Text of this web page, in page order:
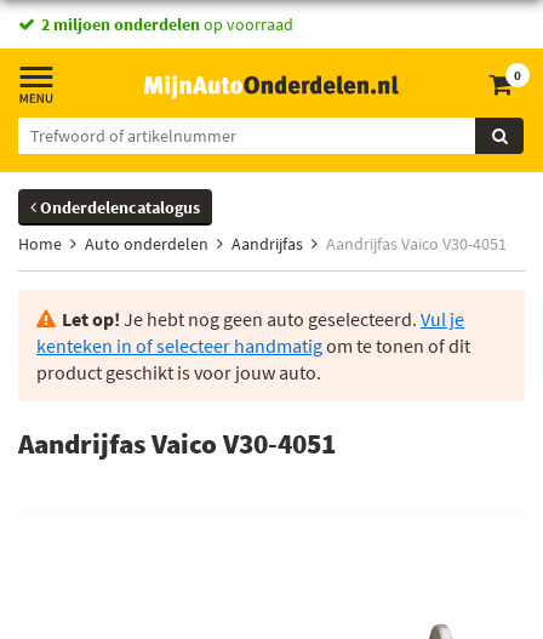
vandaag besteld,morgen in huis *
2 miljoen onderdelenop voorraad
0
Onderdelencatalogus
Home
Auto onderdelen Aandrijfas Aandrijfas Vaico V30-4051
Let op! Je hebt nog geen auto geselecteerd. Vul je
kenteken in of selecteer handmatigom te tonen of dit
product geschikt is voor jouw auto.
Aandrijfas Vaico V30-4051